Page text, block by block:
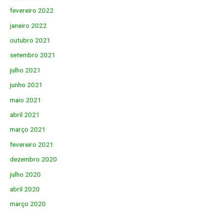
fevereiro 2022
janeiro 2022
outubro 2021
setembro 2021
julho 2021
junho 2021
maio 2021
abril 2021
março 2021
fevereiro 2021
dezembro 2020
julho 2020
abril 2020
março 2020